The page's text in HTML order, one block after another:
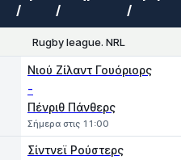
Rugby league. NRL
Νιού Ζίλαντ Γουόριορς
-
Πένριθ Πάνθερς
Σήμερα στις 11:00
Σίντνεϊ Ρούστερς